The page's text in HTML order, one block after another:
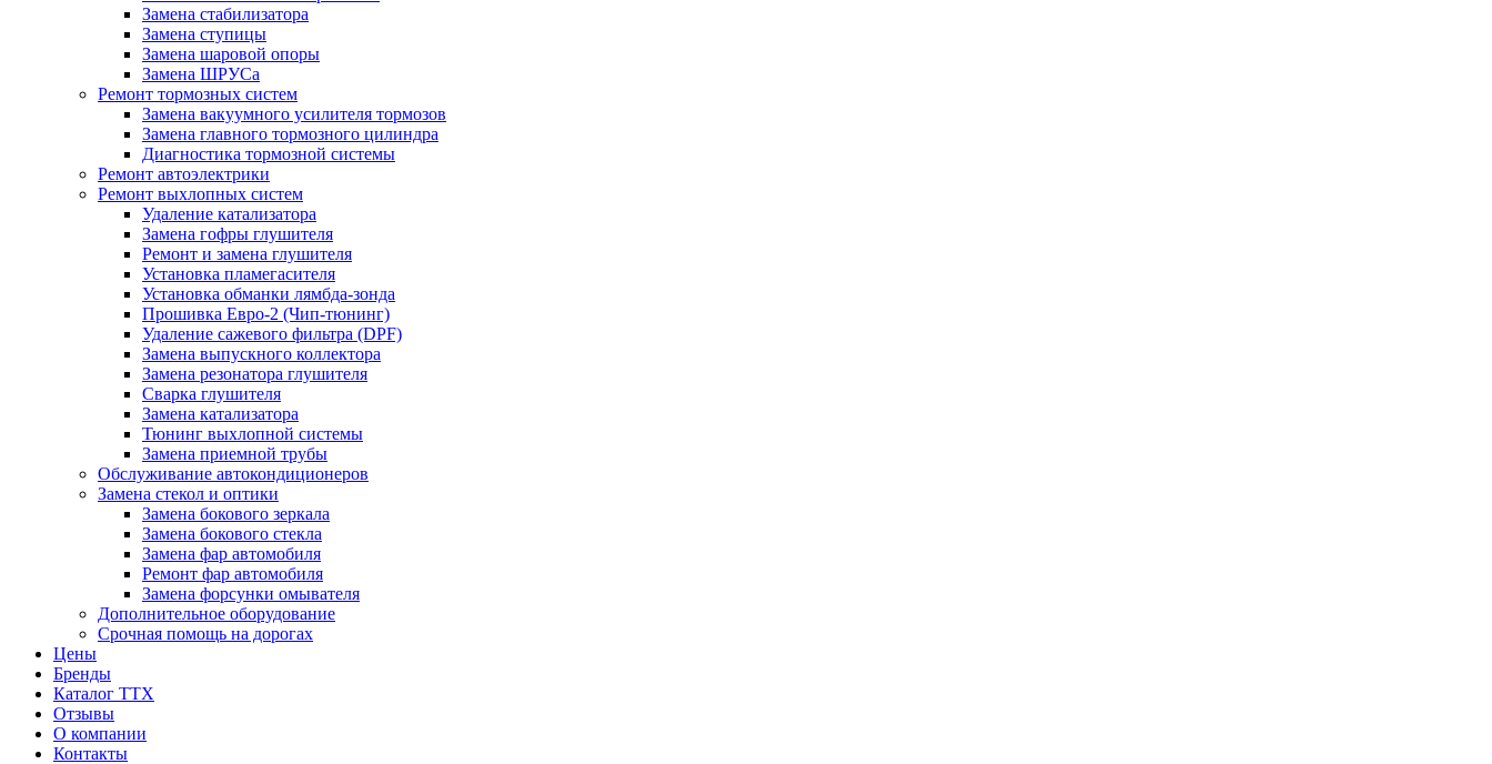
Замена стабилизатора
Замена ступицы
Замена шаровой опоры
Замена ШРУСа
Ремонт тормозных систем
Замена вакуумного усилителя тормозов
Замена главного тормозного цилиндра
Диагностика тормозной системы
Ремонт автоэлектрики
Ремонт выхлопных систем
Удаление катализатора
Замена гофры глушителя
Ремонт и замена глушителя
Установка пламегасителя
Установка обманки лямбда-зонда
Прошивка Евро-2 (Чип-тюнинг)
Удаление сажевого фильтра (DPF)
Замена выпускного коллектора
Замена резонатора глушителя
Сварка глушителя
Замена катализатора
Тюнинг выхлопной системы
Замена приемной трубы
Обслуживание автокондиционеров
Замена стекол и оптики
Замена бокового зеркала
Замена бокового стекла
Замена фар автомобиля
Ремонт фар автомобиля
Замена форсунки омывателя
Дополнительное оборудование
Срочная помощь на дорогах
Цены
Бренды
Каталог ТТХ
Отзывы
О компании
Контакты